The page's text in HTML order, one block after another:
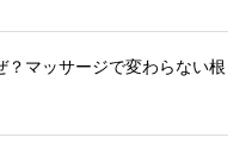
マッサージで変わらない根